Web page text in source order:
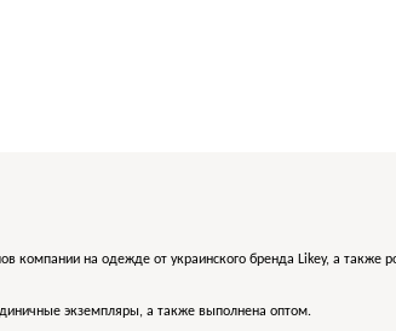
компании на одежде от украинского бренда Likey, а также
экземпляры, а также выполнена оптом.